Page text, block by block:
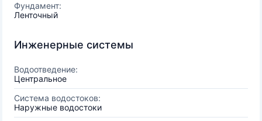
Фундамент:
Ленточный
Инженерные системы
Водоотведение:
Центральное
Система водостоков:
Наружные водостоки